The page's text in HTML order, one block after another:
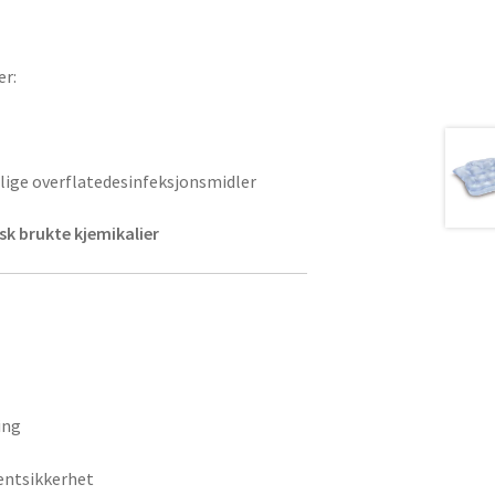
overflatedesinfeksjonsmidler
brukte kjemikalier